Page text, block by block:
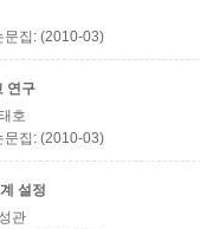
문집: (2010-03)
연구
호
문집: (2010-03)
설정
관